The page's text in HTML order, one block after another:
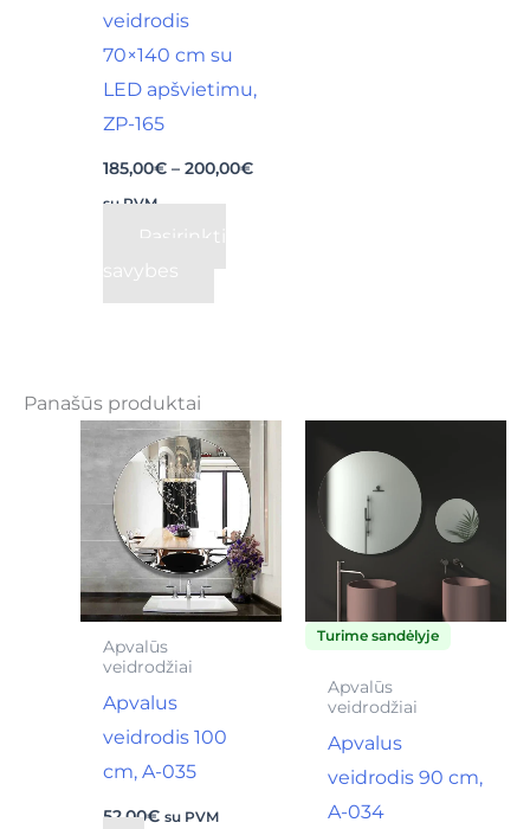
veidrodis
70×140 cm su
LED apšvietimu,
ZP-165
185,00€ – 200,00€
su PVM
Pasirinkti
savybes
product
Panašūs produktai
Apvalūs
veidrodžiai
Apvalus
veidrodis 100
cm, A-035
52,00€ su PVM
Turime sandėlyje
Apvalūs
veidrodžiai
Apvalus
veidrodis 90 cm,
A-034